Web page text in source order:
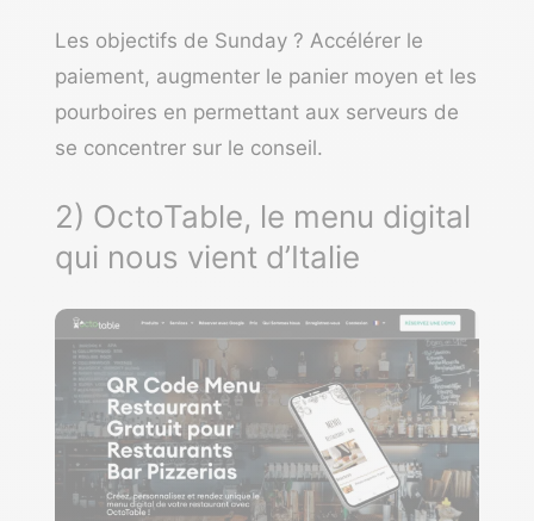
Les objectifs de Sunday ? Accélérer le
paiement, augmenter le panier moyen et les
pourboires en permettant aux serveurs de
se concentrer sur le conseil.
2) OctoTable, le menu digital
qui nous vient d’Italie